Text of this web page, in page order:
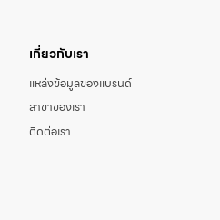
เกี่ยวกับเรา
แหล่งข้อมูลของแบรนด์
สาขาของเรา
ติดต่อเรา